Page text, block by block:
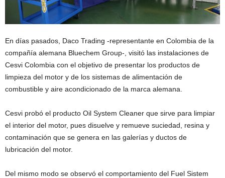
En días pasados, Daco Trading -representante en Colombia de la
compañía alemana Bluechem Group-, visitó las instalaciones de
Cesvi Colombia con el objetivo de presentar los productos de
limpieza del motor y de los sistemas de alimentación de
combustible y aire acondicionado de la marca alemana.
Cesvi probó el producto Oil System Cleaner que sirve para limpiar
el interior del motor, pues disuelve y remueve suciedad, resina y
contaminación que se genera en las galerías y ductos de
lubricación del motor.
Del mismo modo se observó el comportamiento del Fuel Sistem